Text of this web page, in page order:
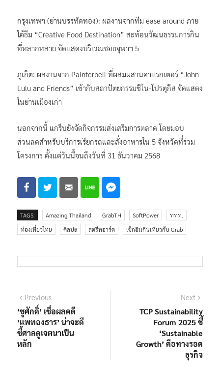
กรุงเทพฯ (ย่านบรรทัดทอง): ผลงานจากทีม ease around ภาย
ใต้ธีม “Creative Food Destination” สะท้อนวัฒนธรรมการกิน
ที่หลากหลาย จัดแสดงบริเวณซอยจุฬาฯ 5
ภูเก็ต: ผลงานจาก Painterbell ที่ผสมผสานคาแรกเตอร์ “John
Lulu and Friends” เข้ากับสถาปัตยกรรมชิโน-โปรตุกีส จัดแสดง
ในย่านเมืองเก่า
นอกจากนี้ แกร็บยังจัดกิจกรรมส่งเสริมการตลาด โดยมอบ
ส่วนลดสำหรับบริการเรียกรถและสั่งอาหารใน 5 จังหวัดที่ร่วม
โครงการ ตั้งแต่วันนี้จนถึงวันที่ 31 ธันวาคม 2568
TAGS: Amazing Thailand GrabTH SoftPower
ททท.
ท่องเที่ยวไทย
ศิลปะ สตรีทอาร์ต เช็กอินกินเที่ยวกับ Grab
แนะแนว
เรื่อง
PreviousPrevious
post:
‘ชูศักดิ์’ เชื่อผลคดี
’แพทองธาร’ น่าจะดี
ชี้ศาลดูเจตนาเป็น
หลัก
Next
post:
TCP Sustainability
Forum 2025 ชี้
‘Sustainable
Growth’ คือทางรอด
ธุรกิจ